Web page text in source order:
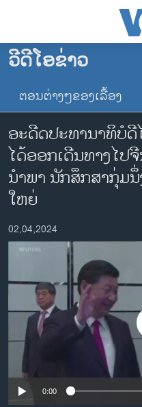
ເຂົ້າ
ຂ້າມ
ຂ້າມ
ໄປ
ຫາ
ຊອກ
ຄົ້ນ
ໂຮມເພຈ
ລາວ
ອາເມຣິກາ
ການເລືອກຕັ້ງ ປະທານາທີບໍດີ
ຂ່າວ​ຈີນ
ໂລກ
ອິດສະຫຼະພາບດ້ານການຂ່າວ
ຊີວິດຊາວລາວ
ຊຸມຊົນຊາວລາວ
ວິທະຍາສາດ-ເທັກໂນໂລຈີ
ທຸລະກິດ
ພາສາອັງກິດ
ວີດີໂອ
ວີດີໂອຂ່າວ
ຕອນຕ່າງໆຂອງເລື້ອງ
ອະດີດປະທານາທິບໍ
ໄດ້ອອກເດີນທາງໄປ
ນຳພາ ນັກສຶກສາກຸ່ມ
ໃຫຍ່
02,04,2024
No media
0:00